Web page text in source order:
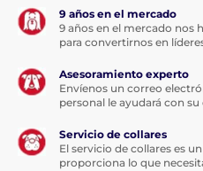
bajo.9 años en el mercado
9 años en el mercado nos
para convertirnos en
Asesoramiento experto
Envíenos un correo
personal le ayudará con su
Servicio de collares
El servicio de collares es
proporciona lo que